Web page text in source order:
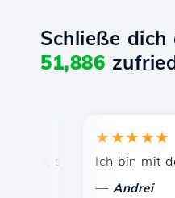
Schließe dich
51,886
schnelle und effiziente
★★★★★
Ich bin mit den
Andrei